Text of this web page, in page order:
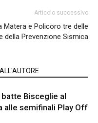
Articolo successivo
Matera e Policoro tre delle
della Prevenzione Sismica
Bisceglie al
alle semifinali Play Off